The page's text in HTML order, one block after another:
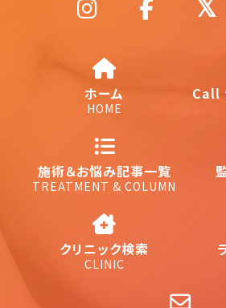
ホーム
HOME
Call
施術＆お悩み記事一覧
TREATMENT & COLUMN
クリニック検索
CLINIC